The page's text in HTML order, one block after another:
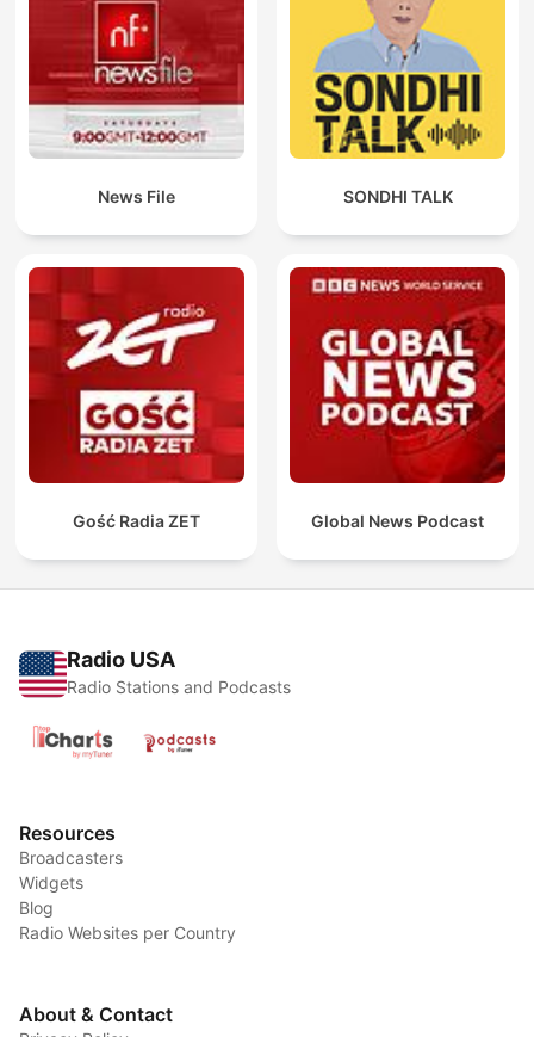
News File SONDHI TALK
Gość Radia ZET Global News Podcast
Radio USA
Radio Stations and Podcasts
Resources
Broadcasters
Widgets
Blog
Radio Websites per Country
About & Contact